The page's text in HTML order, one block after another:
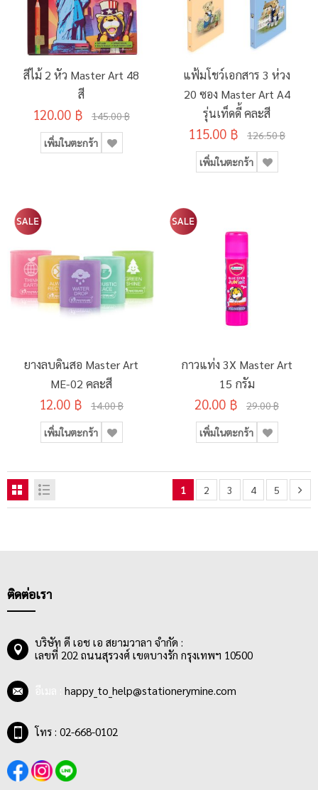
สีไม้ 2 หัว Master Art 48
สี
120.00 ฿ 145.00 ฿
เพิ่มในตะกร้า
แฟ้มโชว์เอกสาร 3 ห่วง
20 ซอง Master Art A4
รุ่นเท็ดดี้ คละสี
115.00 ฿ 126.50 ฿
เพิ่มในตะกร้า
ยางลบดินสอ Master Art
ME-02 คละสี
12.00 ฿ 14.00 ฿
เพิ่มในตะกร้า
กาวแท่ง 3X Master Art
15 กรัม
20.00 ฿ 29.00 ฿
เพิ่มในตะกร้า
1 2 3 4 5
ติดต่อเรา
บริษัท ดี เอช เอ สยามวาลา จำกัด :
เลขที่ 202 ถนนสุรวงศ์ เขตบางรัก กรุงเทพฯ 10500
happy_to_help@stationerymine.com
โทร : 02-668-0102